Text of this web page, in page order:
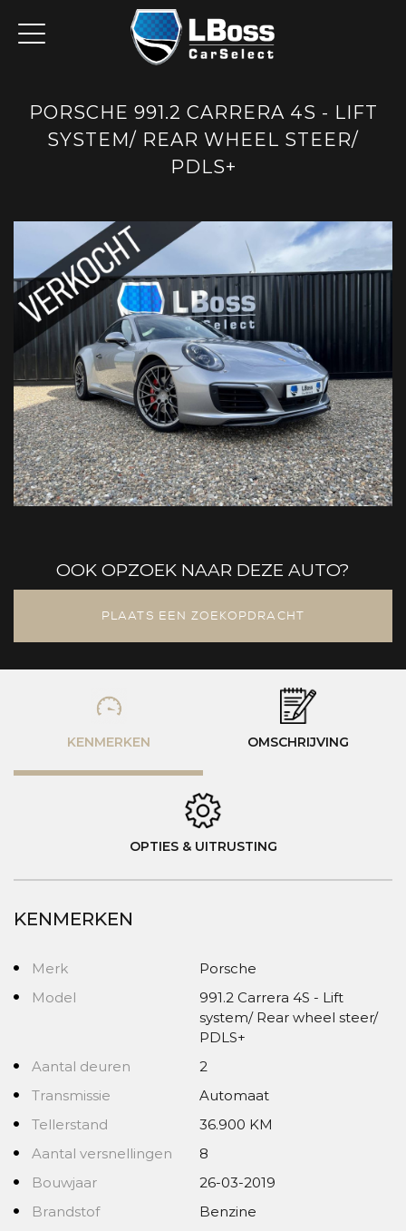
PORSCHE 991.2 CARRERA 4S - LIFT
SYSTEM/ REAR WHEEL STEER/
PDLS+
OOK OPZOEK NAAR DEZE AUTO?
PLAATS EEN ZOEKOPDRACHT
KENMERKEN OMSCHRIJVING
OPTIES & UITRUSTING
KENMERKEN
Merk
Porsche
Model
991.2 Carrera 4S - Lift
system/ Rear wheel steer/
PDLS+
Aantal deuren
2
Transmissie
Automaat
Tellerstand
36.900 KM
Aantal versnellingen
8
Bouwjaar
26-03-2019
Brandstof
Benzine